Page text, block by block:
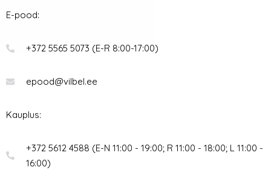
E-pood:
+372 5565 5073 (E-R 8:00-17:00)
epood@vilbel.ee
Kauplus:
+372 5612 4588 (E-N 11:00 - 19:00; R 11:00 - 18:00; L 11:00 -
16:00)